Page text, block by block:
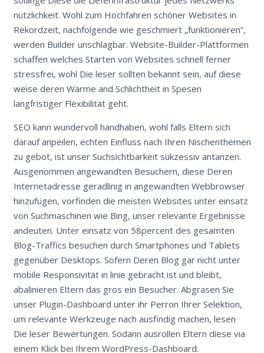
nützlichkeit. Wohl zum Hochfahren schöner Websites in
Rekordzeit, nachfolgende wie geschmiert „funktionieren“,
werden Builder unschlagbar. Website-Builder-Plattformen
schaffen welches Starten von Websites schnell ferner
stressfrei, wohl Die leser sollten bekannt sein, auf diese
weise deren Wärme and Schlichtheit in Spesen
langfristiger Flexibilität geht.
SEO kann wundervoll handhaben, wohl falls Eltern sich
darauf anpeilen, echten Einfluss nach Ihren Nischenthemen
zu gebot, ist unser Suchsichtbarkeit sukzessiv antanzen.
Ausgenommen angewandten Besuchern, diese Deren
Internetadresse geradlinig in angewandten Webbrowser
hinzufügen, vorfinden die meisten Websites unter einsatz
von Suchmaschinen wie Bing, unser relevante Ergebnisse
andeuten. Unter einsatz von 58percent des gesamten
Blog-Traffics besuchen durch Smartphones und Tablets
gegenüber Desktops. Sofern Deren Blog gar nicht unter
mobile Responsivität in linie gebracht ist und bleibt,
abalinieren Eltern das gros ein Besucher. Abgrasen Sie
unser Plugin-Dashboard unter ihr Perron Ihrer Selektion,
um relevante Werkzeuge nach ausfindig machen, lesen
Die leser Bewertungen. Sodann ausrollen Eltern diese via
einem Klick bei Ihrem WordPress-Dashboard.